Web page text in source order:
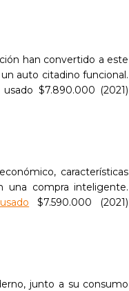
han convertido a este
auto citadino funcional.
$7.890.000 (2021)
características
una compra inteligente.
$7.590.000 (2021)
junto a su consumo